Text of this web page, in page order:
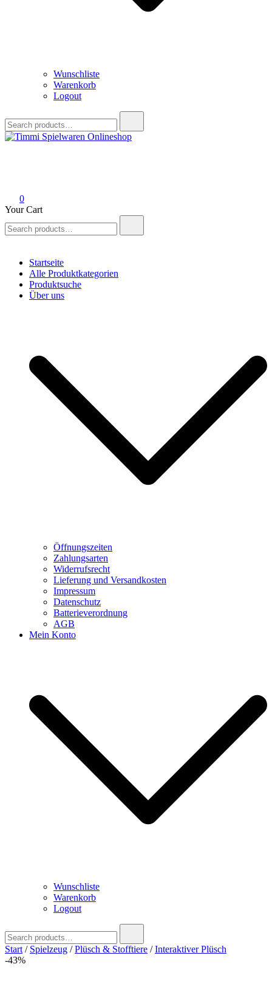
Wunschliste
Warenkorb
Logout
for:
0
Your Cart
for:
Startseite
Alle Produktkategorien
Produktsuche
Über uns
Öffnungszeiten
Zahlungsarten
Widerrufsrecht
Lieferung und Versandkosten
Impressum
Datenschutz
Batterieverordnung
AGB
Mein Konto
Wunschliste
Warenkorb
Logout
for:
Start / Spielzeug /Plüsch & Stofftiere /Interaktiver Plüsch
-43%